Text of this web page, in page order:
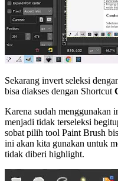
Sekarang invert seleksi
bisa diakses dengan Shortcut
Karena sudah menggunakan
menjadi tidak terseleksi
sobat pilih tool Paint Brush
ini akan kita gunakan untuk
tidak diberi highlight.